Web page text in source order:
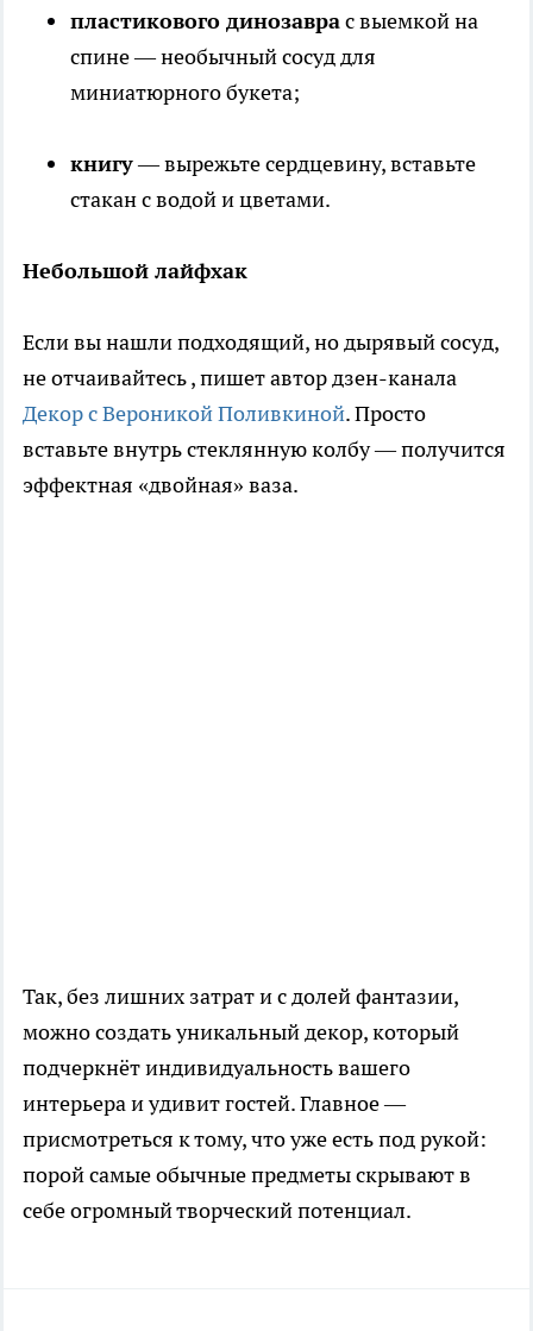
пластикового динозаврас выемкой на
спине — необычный сосуд для
миниатюрного букета;
книгу— вырежьте сердцевину, вставьте
стакан с водой и цветами.
Небольшой лайфхак
Если вы нашли подходящий, но дырявый сосуд,
не отчаивайтесь, пишет автор дзен-канала
Декор с Вероникой Поливкиной. Просто
вставьте внутрь стеклянную колбу — получится
эффектная «двойная» ваза.
Так, без лишних затрат и с долей фантазии,
можно создать уникальный декор, который
подчеркнёт индивидуальность вашего
интерьера и удивит гостей. Главное —
присмотреться к тому, что уже есть под рукой:
порой самые обычные предметы скрывают в
себе огромный творческий потенциал.